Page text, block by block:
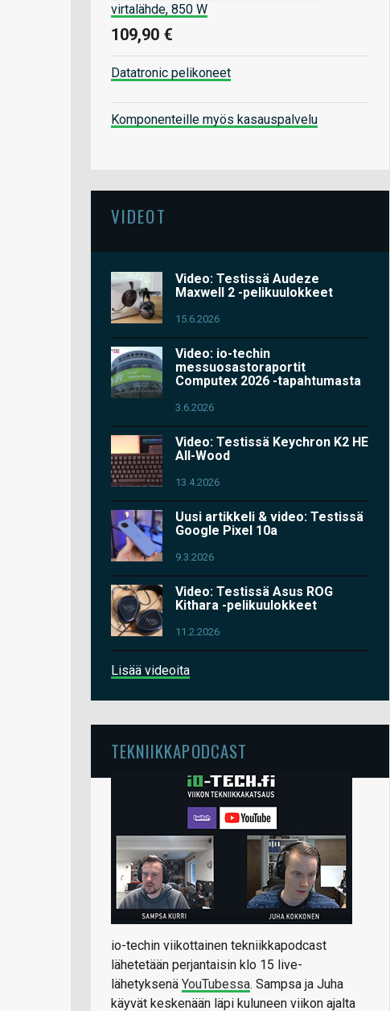
virtalähde, 850 W
109,90 €
Datatronic pelikoneet
Komponenteille myös kasauspalvelu
VIDEOT
Video: Testissä Audeze
Maxwell 2 -pelikuulokkeet
15.6.2026
Video: io-techin
messuosastoraportit
Computex 2026 -tapahtumasta
3.6.2026
Video: Testissä Keychron K2 HE
All-Wood
13.4.2026
Uusi artikkeli & video: Testissä
Google Pixel 10a
9.3.2026
Video: Testissä Asus ROG
Kithara -pelikuulokkeet
11.2.2026
Lisää videoita
TEKNIIKKAPODCAST
io-techin viikottainen tekniikkapodcast
lähetetään perjantaisin klo 15 live-
lähetyksenä YouTubessa. Sampsa ja Juha
käyvät keskenään läpi kuluneen viikon ajalta